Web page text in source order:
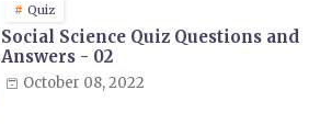
Quiz
Social Science Quiz Questions and
Answers - 02
October 08, 2022